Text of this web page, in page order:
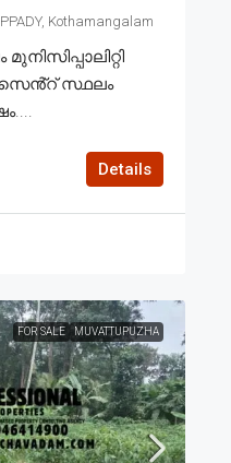
Kothamangalam
സെൻ്റ് സ്ഥലം
Details
FOR SALE MUVATTUPUZHA